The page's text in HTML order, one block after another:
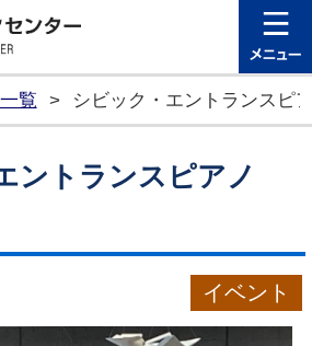
日立シビ
覧 > シビック・エントランスピ
ントランスピアノ
イベント